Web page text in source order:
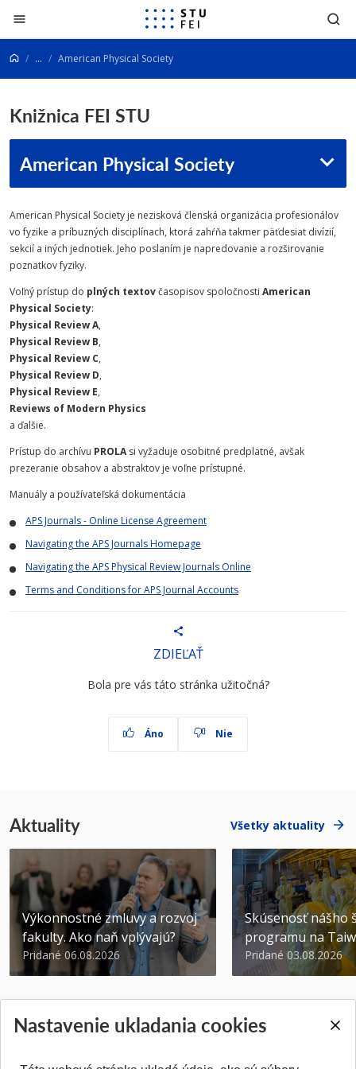
Prejsť na obsah
... American Physical Society
Knižnica FEI STU
American Physical Society
American Physical Society je nezisková členská organizácia profesionálov
vo fyzike a príbuzných disciplínach, ktorá zahŕňa takmer päťdesiat divízií,
sekcií a iných jednotiek. Jeho poslaním je napredovanie a rozširovanie
poznatkov fyziky.
Voľný prístup do plných textovčasopisov spoločnosti American
Physical Society:
Physical Review A,
Physical Review B,
Physical Review C,
Physical Review D,
Physical Review E,
Reviews of Modern Physics
a ďalšie.
Prístup do archívu PROLAsi vyžaduje osobitné predplatné, avšak
prezeranie obsahov a abstraktov je voľne prístupné.
Manuály a používateľská dokumentácia
APS Journals - Online License Agreement
Navigating the APS Journals Homepage
Navigating the APS Physical Review Journals Online
Terms and Conditions for APS Journal Accounts
ZDIEĽAŤ
Bola pre vás táto stránka užitočná?
Áno Nie
Aktuality Všetky aktuality
Výkonnostné zmluvy a rozvoj
fakulty. Ako naň vplývajú?
Pridané 06.08.2026
Skúsenosť nášho
programu na
Pridané 03.08.2026
Nastavenie ukladania cookies